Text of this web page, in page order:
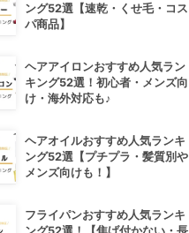
ング52選【速乾・くせ毛・コス
パ商品】
ヘアアイロンおすすめ人気ラン
キング52選！初心者・メンズ向
け・海外対応も♪
ヘアオイルおすすめ人気ランキ
ング52選【プチプラ・髪質別や
メンズ向けも！】
フライパンおすすめ人気ランキ